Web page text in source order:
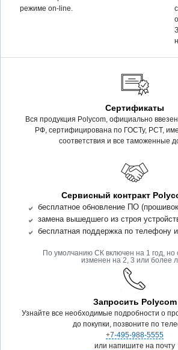
режиме on-line.
Сертификаты
Вся продукция Polycom, официально
РФ, сертифицирована по ГОСТу, РСТ,
соответствия и все таможенные
Сервисный контракт
бесплатное обновление ПО
замена вышедшего из строя
бесплатная поддержка по телефону
По умолчанию СК включен на 1 год, но
изменен на 2, 3 или более
Запросить Polycom
Узнайте все необходимые подробности о
до покупки, позвоните по
+7-495-988-5555
или напишите на почту